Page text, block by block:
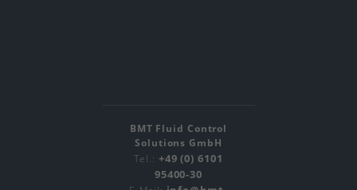
BMT Fluid Control
Solutions GmbH
Tel.: +49 (0) 6101
95400-30